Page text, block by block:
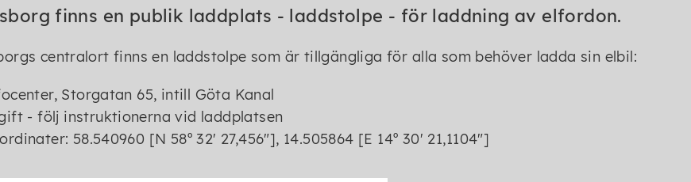
finns en publik laddplats - laddstolpe - för laddning av elfordon.
centralort finns en laddstolpe som är tillgängliga för alla som behöver ladda sin elbil:
Storgatan 65, intill Göta Kanal
- följ instruktionerna vid laddplatsen
58.540960 [N 58º 32' 27,456"], 14.505864 [E 14º 30' 21,1104"]